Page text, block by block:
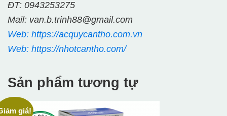
ĐT: 0943253275
Mail: van.b.trinh88@gmail.com
Web: https://acquycantho.com.vn
Web: https://nhotcantho.com/
Sản phẩm tương tự
giá!